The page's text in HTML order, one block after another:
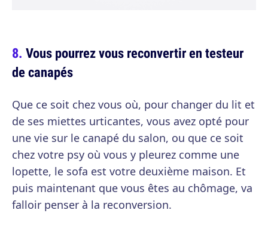
Vous pourrez vous reconvertir en testeur
de canapés
Que ce soit chez vous où, pour changer du lit et
de ses miettes urticantes, vous avez opté pour
une vie sur le canapé du salon, ou que ce soit
chez votre psy où vous y pleurez comme une
lopette, le sofa est votre deuxième maison. Et
puis maintenant que vous êtes au chômage, va
falloir penser à la reconversion.